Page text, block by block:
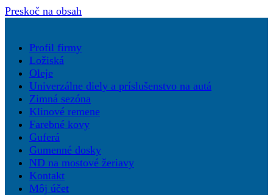
Preskoč na obsah
Profil firmy
Ložiská
Oleje
Univerzálne diely a príslušenstvo na autá
Zimná sezóna
Klinové remene
Farebné kovy
Guferá
Gumenné dosky
ND na mostové žeriavy
Kontakt
Môj účet